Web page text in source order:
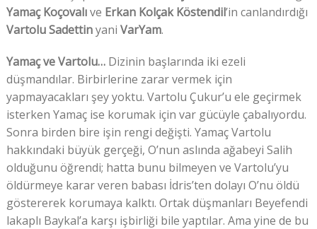
Yamaç Koçovalıve Erkan Kolçak Köstendil’in canlandırdığı
Vartolu Sadettinyani VarYam.
Yamaç ve Vartolu…Dizinin başlarında iki ezeli
düşmandılar. Birbirlerine zarar vermek için
yapmayacakları şey yoktu. Vartolu Çukur’u ele geçirmek
isterken Yamaç ise korumak için var gücüyle çabalıyordu.
Sonra birden bire işin rengi değişti. Yamaç Vartolu
hakkındaki büyük gerçeği, O’nun aslında ağabeyi Salih
olduğunu öğrendi; hatta bunu bilmeyen ve Vartolu’yu
öldürmeye karar veren babası İdris’ten dolayı O’nu öldü
göstererek korumaya kalktı. Ortak düşmanları Beyefendi
lakaplı Baykal’a karşı işbirliği bile yaptılar. Ama yine de bu